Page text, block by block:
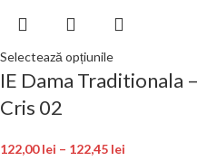
Selectează opțiunile
IE Dama Traditionala –
Cris 02
122,00lei – 122,45 lei